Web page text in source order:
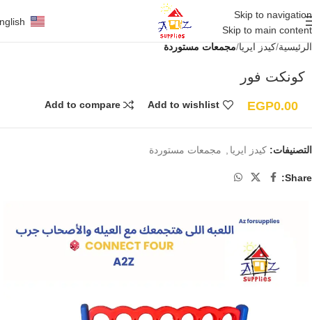
Skip to navigation
Skip to main content
الرئيسية كيدز ايريا مجمعات مستوردة
كونكت فور
EGP0.00
Add to wishlist
Add to compare
التصنيفات: كيدز ايريا مجمعات مستوردة
Share: